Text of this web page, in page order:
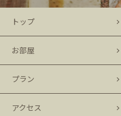
トップ
お部屋
プラン
アクセス